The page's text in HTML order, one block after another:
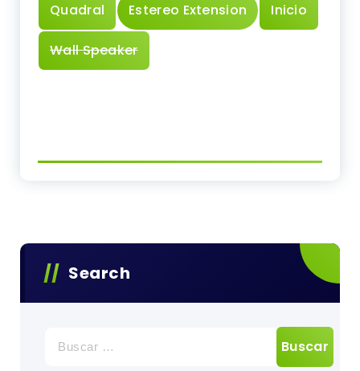
Quadral Estereo Extension Inicio
Wall Speaker
Search